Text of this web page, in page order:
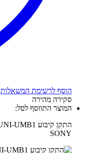
הוסף לרשימת המשאלות
סקירה מהירה
המוצר התווסף לסל:
SONY